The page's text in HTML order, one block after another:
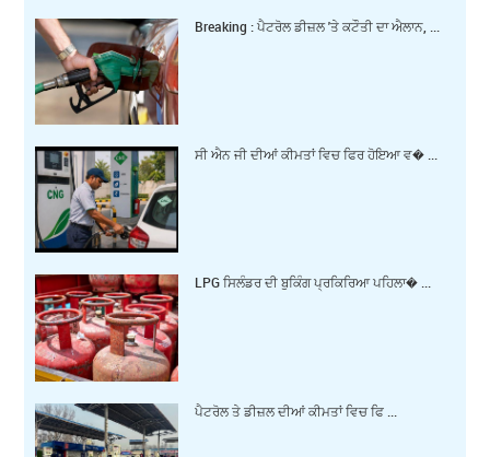
Breaking : ਪੈਟਰੋਲ ਡੀਜ਼ਲ 'ਤੇ ਕਟੌਤੀ ਦਾ ਐਲਾਨ, ...
ਸੀ ਐਨ ਜੀ ਦੀਆਂ ਕੀਮਤਾਂ ਵਿਚ ਫਿਰ ਹੋਇਆ ਵ� ...
LPG ਸਿਲੰਡਰ ਦੀ ਬੁਕਿੰਗ ਪ੍ਰਕਿਰਿਆ ਪਹਿਲਾ� ...
ਪੈਟਰੋਲ ਤੇ ਡੀਜ਼ਲ ਦੀਆਂ ਕੀਮਤਾਂ ਵਿਚ ਫਿ ...